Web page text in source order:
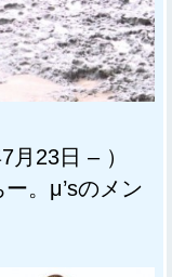
23日 – ）
。μ’sのメン